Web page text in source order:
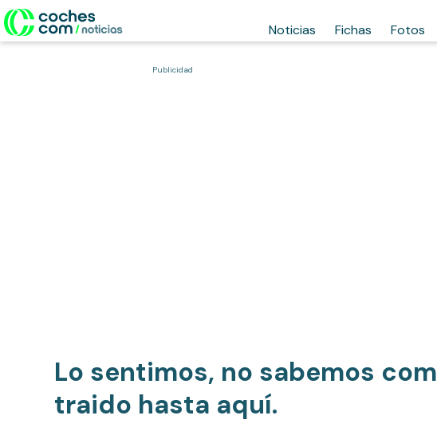
Noticias Fichas Fotos
Publicidad
Lo sentimos, no sabemos
traido hasta aquí.